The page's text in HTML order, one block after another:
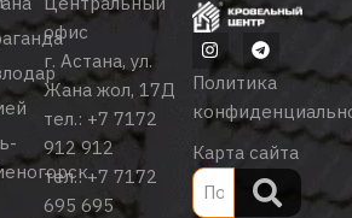
офис
г. Астана, ул.
Жана жол, 17Д
тел.: +7 7172
912 912
тел.:+7 7172
695 695
Политика
Карта сайта